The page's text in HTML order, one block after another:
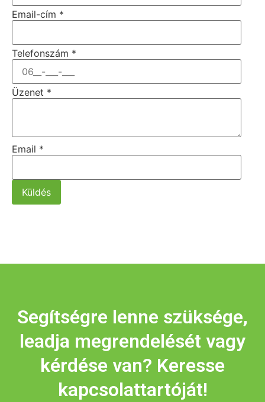
Email-cím *
Telefonszám *
Üzenet *
Email *
Küldés
Segítségre lenne szüksége,
leadja megrendelését vagy
kérdése van? Keresse
kapcsolattartóját!